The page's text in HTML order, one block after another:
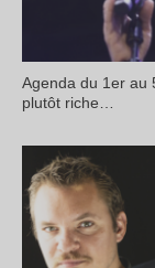
Agenda du 1er au
plutôt riche…